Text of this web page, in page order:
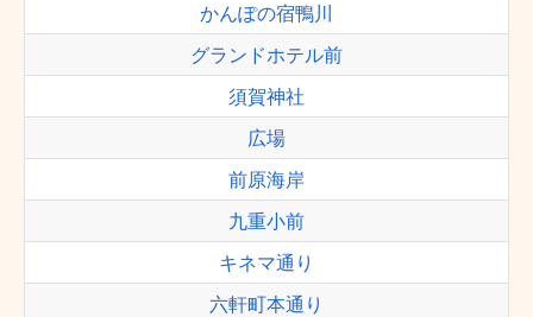
かんぽの宿鴨川
グランドホテル前
須賀神社
広場
前原海岸
九重小前
キネマ通り
六軒町本通り